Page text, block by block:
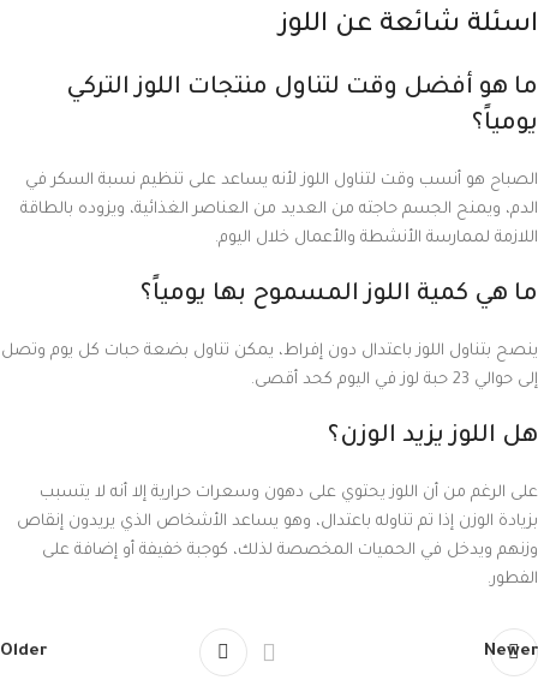
اسئلة شائعة عن اللوز
ما هو أفضل وقت لتناول منتجات اللوز التركي
يومياً؟
الصباح هو أنسب وقت لتناول اللوز لأنه يساعد على تنظيم نسبة السكر في
الدم، ويمنح الجسم حاجته من العديد من العناصر الغذائية، ويزوده بالطاقة
اللازمة لممارسة الأنشطة والأعمال خلال اليوم.
ما هي كمية اللوز المسموح بها يومياً؟
ينصح بتناول اللوز باعتدال دون إفراط، يمكن تناول بضعة حبات كل يوم وتصل
إلى حوالي 23 حبة لوز في اليوم كحد أقصى.
هل اللوز يزيد الوزن؟
على الرغم من أن اللوز يحتوي على دهون وسعرات حرارية إلا أنه لا يتسبب
بزيادة الوزن إذا تم تناوله باعتدال، وهو يساعد الأشخاص الذي يريدون إنقاص
وزنهم ويدخل في الحميات المخصصة لذلك، كوجبة خفيفة أو إضافة على
الفطور.
Newer
Older